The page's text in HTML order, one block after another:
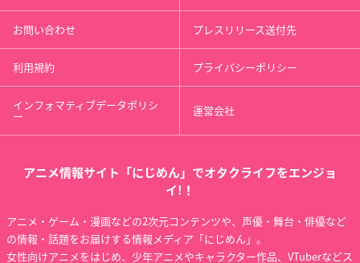
お問い合わせ プレスリリース送付先
利用規約 プライバシーポリシー
インフォマティブデータポリシ
ー 運営会社
アニメ情報サイト「にじめん」でオタクライフをエンジョ
イ!！
アニメ・ゲーム・漫画などの2次元コンテンツや、声優・舞台・俳優など
の情報・話題をお届けする情報メディア「にじめん」。
女性向けアニメをはじめ、少年アニメやキャラクター作品、VTuberなどス